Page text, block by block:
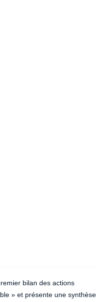
bilan des actions
» et présente une synthèse